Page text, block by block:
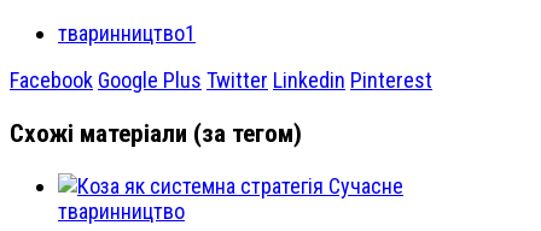
тваринництво1
Facebook Google Plus Twitter Linkedin Pinterest
Схожі матеріали (за тегом)
Сучасне
тваринництво